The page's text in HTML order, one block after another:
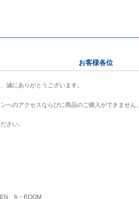
お客様各位
誠にありがとうございます。
へのアクセスならびに商品のご購入ができません。
さい。
、b・ROOM